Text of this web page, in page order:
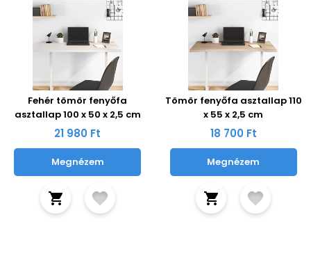
Fehér tömör fenyőfa
asztallap 100 x 50 x 2,5 cm
21 980 Ft
Megnézem
Tömör fenyőfa asztallap 110
x 55 x 2,5 cm
18 700 Ft
Megnézem